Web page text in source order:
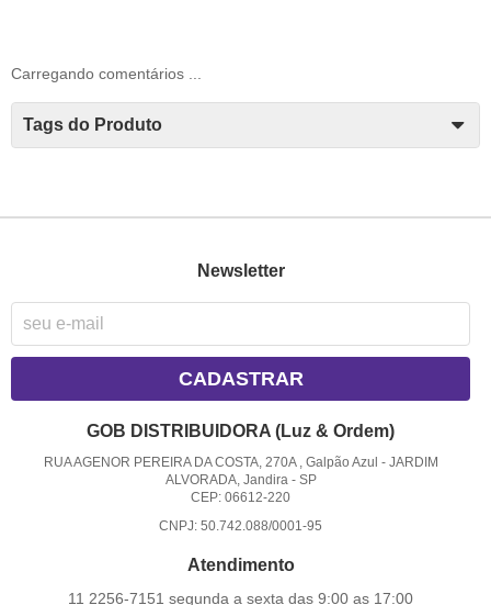
Carregando comentários ...
Tags do Produto
Newsletter
CADASTRAR
GOB DISTRIBUIDORA (Luz & Ordem)
RUA AGENOR PEREIRA DA COSTA, 270A , Galpão Azul - JARDIM
ALVORADA, Jandira- SP
CEP: 06612-220
CNPJ: 50.742.088/0001-95
Atendimento
11 2256-7151 segunda a sexta das 9:00 as 17:00